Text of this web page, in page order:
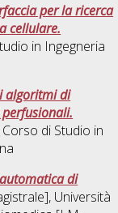
per la ricerca
cellulare.
in Ingegneria
algoritmi di
di Studio in
di
Università